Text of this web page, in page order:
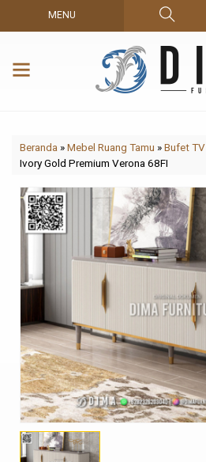
MENU
Beranda »Mebel Ruang Tamu »Bufet TV
Ivory Gold Premium Verona 68FI